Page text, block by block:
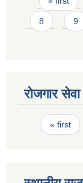
8 9
रोजगार
Pages
« first